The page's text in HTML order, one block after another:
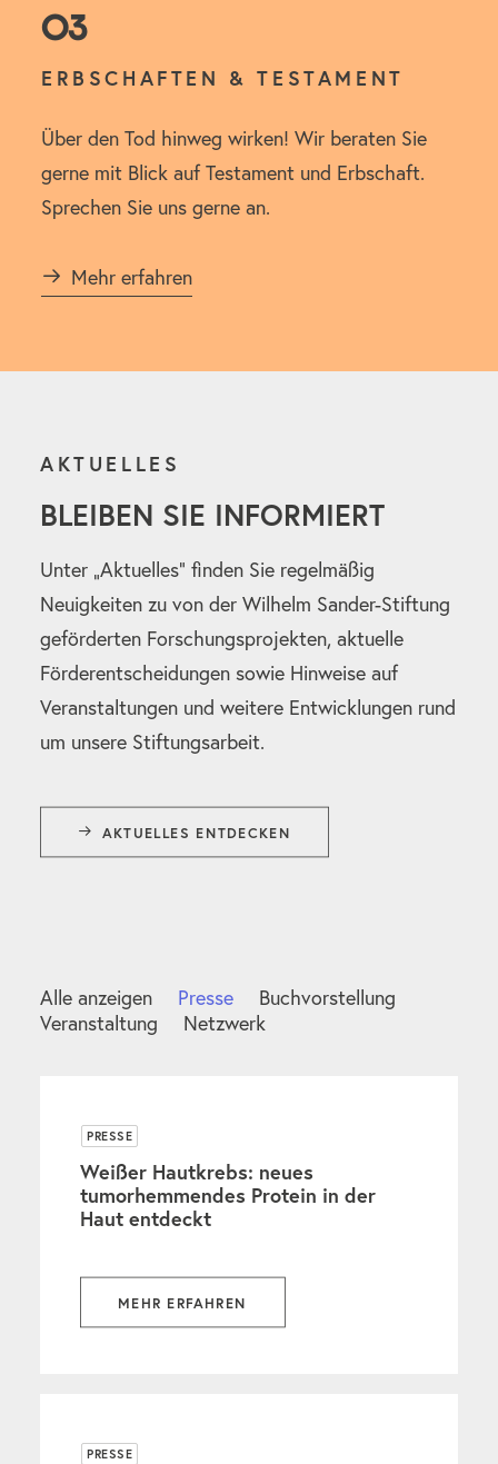
03
ERBSCHAFTEN & TESTAMENT
Über den Tod hinweg wirken! Wir beraten Sie
gerne mit Blick auf Testament und Erbschaft.
Sprechen Sie uns gerne an.
Mehr erfahren
AKTUELLES
BLEIBEN SIE INFORMIERT
Unter „Aktuelles“ finden Sie regelmäßig
Neuigkeiten zu von der Wilhelm Sander-Stiftung
geförderten Forschungsprojekten, aktuelle
Förderentscheidungen sowie Hinweise auf
Veranstaltungen und weitere Entwicklungen rund
um unsere Stiftungsarbeit.
AKTUELLES ENTDECKEN
Alle anzeigen Presse
Buchvorstellung
Veranstaltung
Netzwerk
PRESSE
Weißer Hautkrebs: neues
tumorhemmendes Protein in der
Haut entdeckt
MEHR ERFAHREN
PRESSE